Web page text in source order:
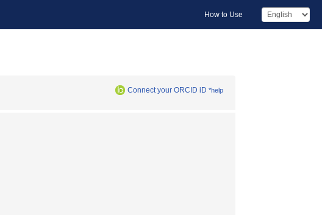
How to Use
Connect your ORCID iD *help